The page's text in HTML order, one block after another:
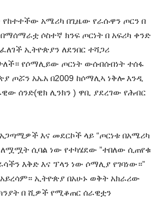
የከተተችው አሜሪካ በጊዜው የራሱዋን ጦርን በ
ሶስተኛ ክንፍ ጦርነት በ አፍሪካ ቀንድ
ኢትዮጵያን ለደንበር ተሻጋሪ
የሶማሊይው ጦርነት ውሰብሰብነት ተሰፋ
ጦሯን አኤአ በ2009 ከሶማሊኣ ነቅሎ እንዲ
ሰንድ(ዊክ ሊንክን ) ዋቢ ያደረገው የሕብር
እና መደርኮች ላይ “ጦርነቱ በአሜሪካ
ለሟሟት ሲባል ነው የተካሄደው ”ተበለው ሲጠየቁ
እቅድ እና ፕላን ነው ሶማሊያ የገባነው።”
ኢትዮጵያ በአሁኑ ወቅት አክራሪው
በ ሺዎች የሚቆጠር ሰራዊቷን